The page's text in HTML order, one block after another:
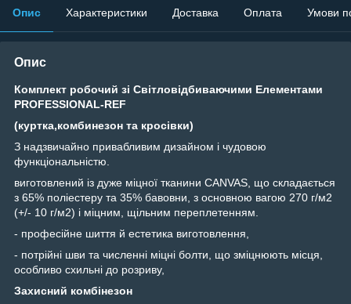
Опис Характеристики Доставка Оплата Умови
Опис
Комплект робочий зі Світловідбиваючими Елементами
PROFESSIONAL-REF
(куртка,комбинезон та кросівки)
З надзвичайно привабливим дизайном і чудовою
функціональністю.
виготовлений із дуже міцної тканини CANVAS, що складається
з 65% поліестеру та 35% бавовни, з основною вагою 270 г/м2
(+/- 10 г/м2) і міцним, щільним переплетенням.
- професійне шиття й естетика виготовлення,
- потрійні шви та численні міцні болти, що зміцнюють місця,
особливо схильні до розриву,
Захисний комбінезон